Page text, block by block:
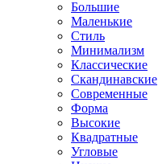
Большие
Маленькие
Стиль
Минимализм
Классические
Скандинавские
Современные
Форма
Высокие
Квадратные
Угловые